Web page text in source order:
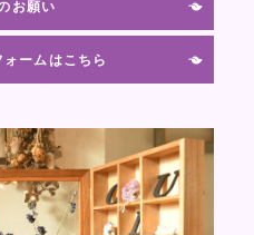
お願い
ームはこちら